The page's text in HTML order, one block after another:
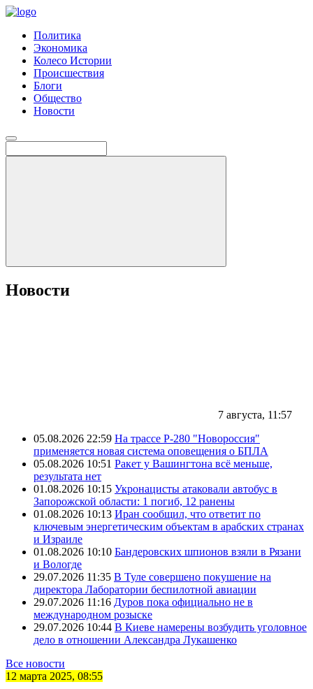
Политика
Экономика
Колесо Истории
Происшествия
Блоги
Общество
Новости
Новости
7 августа, 11:57
05.08.2026 22:59 На трассе Р-280 "Новороссия"
применяется новая система оповещения о БПЛА
05.08.2026 10:51 Ракет у Вашингтона всё меньше,
результата нет
01.08.2026 10:15 Укронацисты атаковали автобус в
Запорожской области: 1 погиб, 12 ранены
01.08.2026 10:13 Иран сообщил, что ответит по
ключевым энергетическим объектам в арабских странах
и Израиле
01.08.2026 10:10 Бандеровских шпионов взяли в Рязани
и Вологде
29.07.2026 11:35 В Туле совершено покушение на
директора Лаборатории беспилотной авиации
29.07.2026 11:16 Дуров пока официально не в
международном розыске
29.07.2026 10:44 В Киеве намерены возбудить уголовное
дело в отношении Александра Лукашенко
Все новости
12 марта 2025, 08:55